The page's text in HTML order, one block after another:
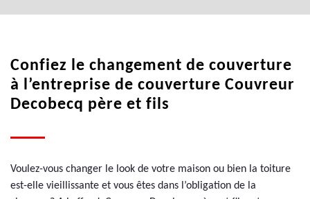
Confiez le changement de couverture
à l’entreprise de couverture Couvreur
Decobecq père et fils
Voulez-vous changer le look de votre maison ou bien la toiture
est-elle vieillissante et vous êtes dans l’obligation de la